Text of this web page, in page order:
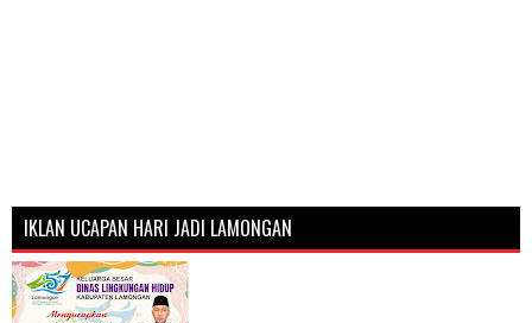
IKLAN UCAPAN HARI JADI LAMONGAN